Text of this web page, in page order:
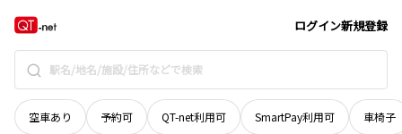
ログイン新規登録
空車あり 予約可 QT-net利用可 SmartPay利用可 車椅子
北海道